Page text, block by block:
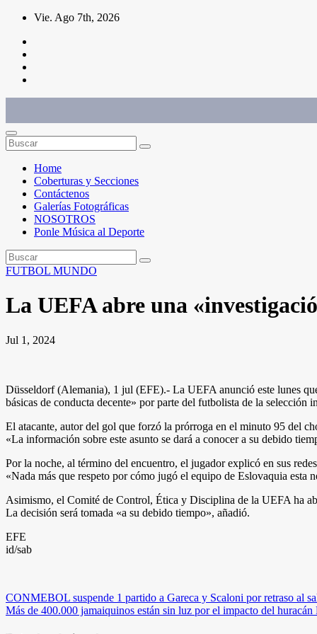
Saltar
contenido
Vie. Ago 7th, 2026
Home
Coberturas y Secciones
Contáctenos
Galerías Fotográficas
NOSOTROS
Ponle Música al Deporte
FUTBOL MUNDO
La UEFA abre una
Jul 1, 2024
Düsseldorf (Alemania), 1 jul (EFE).- La UEFA anunció este lunes
básicas de conducta decente» por parte del futbolista de la
El atacante, autor del gol que forzó la prórroga en el minuto 95 del
«La información sobre este asunto se dará a conocer a su debido
Por la noche, al término del encuentro, el jugador explicó en sus
«Nada más que respeto por cómo jugó el equipo de Eslovaquia esta
Asimismo, el Comité de Control, Ética y Disciplina de la UEFA ha
La decisión será tomada «a su debido tiempo», añadió.
EFE
id/sab
Navegación
de
CONMEBOL suspende 1 partido a Gareca y Scaloni por retraso al
Más de 400.000 jamaiquinos están sin luz por el impacto del huracán